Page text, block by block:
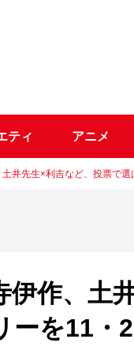
ティ アニメ
井先生×利吉など、投票で
伊作、土
ーを11・